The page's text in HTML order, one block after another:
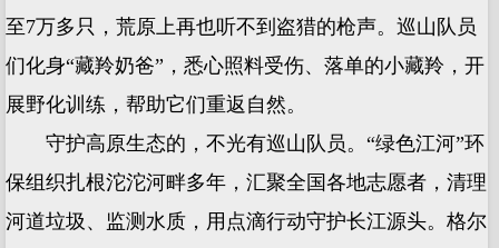
至7万多只，荒原上再也听不到盗猎的枪声。巡山队员
们化身“藏羚奶爸”，悉心照料受伤、落单的小藏羚，开
展野化训练，帮助它们重返自然。
守护高原生态的，不光有巡山队员。“绿色江河”环
保组织扎根沱沱河畔多年，汇聚全国各地志愿者，清理
河道垃圾、监测水质，用点滴行动守护长江源头。格尔